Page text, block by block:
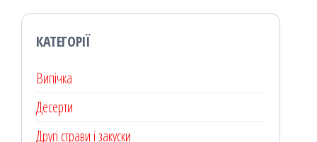
КАТЕГОРІЇ
Випічка
Десерти
Другі страви і закуски